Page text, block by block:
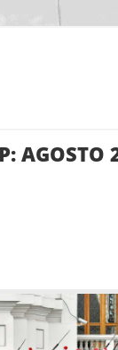
AGOSTO